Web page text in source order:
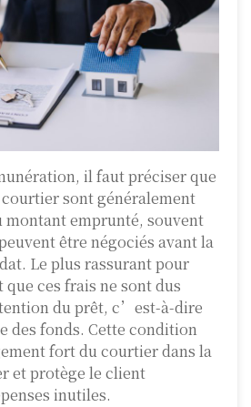
il faut préciser que
sont généralement
emprunté, souvent
être négociés avant la
Le plus rassurant pour
ces frais ne sont dus
du prêt, c’est-à-dire
des fonds. Cette condition
fort du courtier dans la
et protège le client
inutiles.